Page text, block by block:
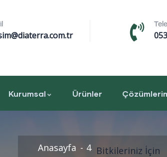
Kurumsal Ürünler
Anasayfa Bitkileriniz İçin
4